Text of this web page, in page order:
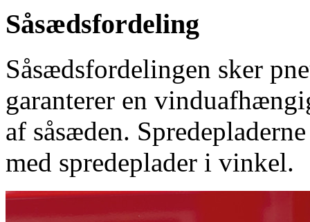
Såsædsfordeling
Såsædsfordelingen sker
garanterer en
af såsæden.
med spredeplader i vinkel.